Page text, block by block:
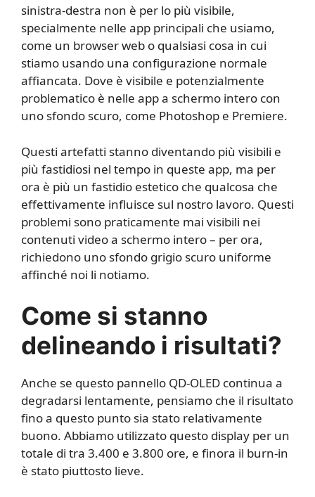
sinistra-destra non è per lo più visibile,
specialmente nelle app principali che usiamo,
come un browser web o qualsiasi cosa in cui
stiamo usando una configurazione normale
affiancata. Dove è visibile e potenzialmente
problematico è nelle app a schermo intero con
uno sfondo scuro, come Photoshop e Premiere.
Questi artefatti stanno diventando più visibili e
più fastidiosi nel tempo in queste app, ma per
ora è più un fastidio estetico che qualcosa che
effettivamente influisce sul nostro lavoro. Questi
problemi sono praticamente mai visibili nei
contenuti video a schermo intero – per ora,
richiedono uno sfondo grigio scuro uniforme
affinché noi li notiamo.
Come si stanno
delineando i risultati?
Anche se questo pannello QD-OLED continua a
degradarsi lentamente, pensiamo che il risultato
fino a questo punto sia stato relativamente
buono. Abbiamo utilizzato questo display per un
totale di tra 3.400 e 3.800 ore, e finora il burn-in
è stato piuttosto lieve.